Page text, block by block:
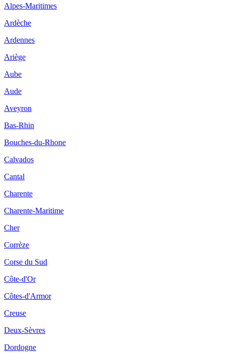
Alpes-Maritimes
Ardèche
Ardennes
Ariège
Aube
Aude
Aveyron
Bas-Rhin
Bouches-du-Rhone
Calvados
Cantal
Charente
Charente-Maritime
Cher
Corrèze
Corse du Sud
Côte-d'Or
Côtes-d'Armor
Creuse
Deux-Sèvres
Dordogne